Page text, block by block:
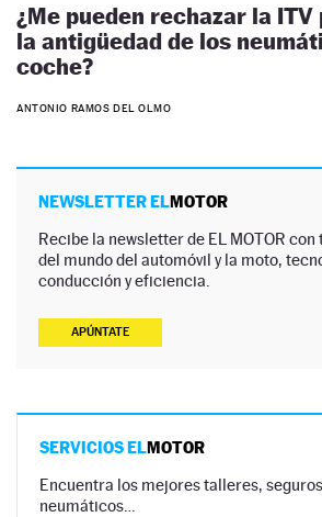
¿Me pueden rechazar la ITV
la antigüedad de los
coche?
ANTONIO RAMOS DEL OLMO
NEWSLETTER ELMOTOR
Recibe la newsletter de EL MOTOR
del mundo del automóvil y la moto,
conducción y eficiencia.
APÚNTATE
SERVICIOS ELMOTOR
Encuentra los mejores talleres,
neumáticos…